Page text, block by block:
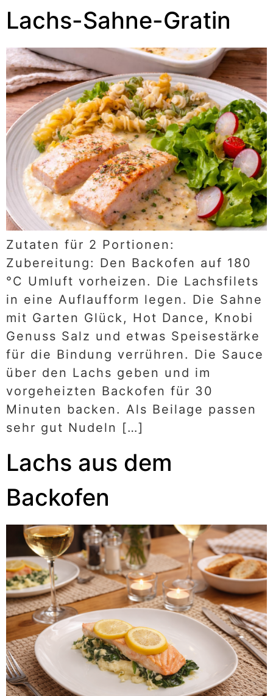
Lachs-Sahne-Gratin
Zutaten für 2 Portionen:
Zubereitung: Den Backofen auf 180
°C Umluft vorheizen. Die Lachsfilets
in eine Auflaufform legen. Die Sahne
mit Garten Glück, Hot Dance, Knobi
Genuss Salz und etwas Speisestärke
für die Bindung verrühren. Die Sauce
über den Lachs geben und im
vorgeheizten Backofen für 30
Minuten backen. Als Beilage passen
sehr gut Nudeln […]
Lachs aus dem
Backofen